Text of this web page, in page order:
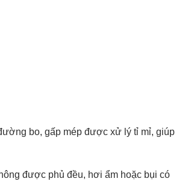
bo, gấp mép được xử lý tỉ mỉ, giúp
được phủ đều, hơi ẩm hoặc bụi có